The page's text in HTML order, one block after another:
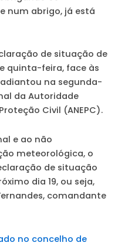
num abrigo, já está
de situação de
quinta-feira, face às
na segunda-
da Autoridade
Civil (ANEPC).
e ao não
meteorológica, o
de situação
dia 19, ou seja,
comandante
no concelho de